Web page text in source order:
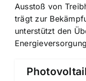
Ausstoß von
trägt zur
unterstützt den